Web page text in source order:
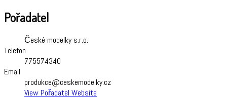
Pořadatel
České modelky s.r.o.
Telefon
775574340
Email
produkce@ceskemodelky.cz
View Pořadatel Website